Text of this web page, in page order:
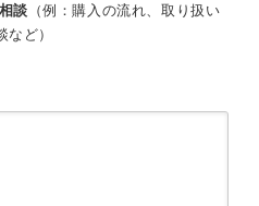
談 （例：購入の流れ、取り扱い
ど）